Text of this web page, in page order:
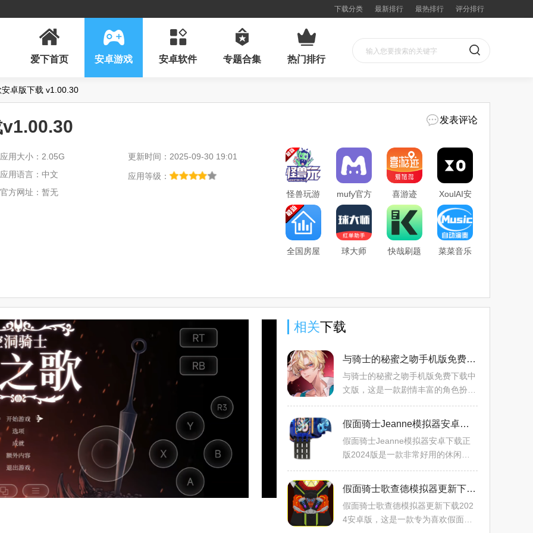
下载分类 最新排行 最热排行 评分排行
爱下首页 安卓游戏 安卓软件 专题合集 热门排行
卓版下载 v1.00.30
发表评论
应用大小：2.05G
更新时间：2025-09-30 19:01
应用语言：中文
应用等级：
官方网址：暂无
怪兽玩游
戏账号租
赁平台
app下载
mufy官方
正式版
app下载
喜游迹
app官方
正式版下
载
XoulAI安
卓版客户
端下载
全国房屋
最新版
球大师
快哉刷题
菜菜音乐
相关下载
与骑士的秘蜜之吻手机版免费下载中文版v1.0.6最新版
与骑士的秘蜜之吻手机版免费下载中
文版，这是一款剧情丰富的角色扮演
种情感抉择，你需要通过决策去展开
各式各样的剧情，游戏的
假面骑士Jeanne模拟器安卓下载正版2024版v1.2免费版
假面骑士Jeanne模拟器安卓下载正
版2024版是一款非常好用的休闲腰
秀的益智模拟器玩法，同时提供假面
骑士的腰带模拟体验，非常有
假面骑士歌查德模拟器更新下载2024安卓版v1.7.31免费版
假面骑士歌查德模拟器更新下载202
4安卓版，这是一款专为喜欢假面骑